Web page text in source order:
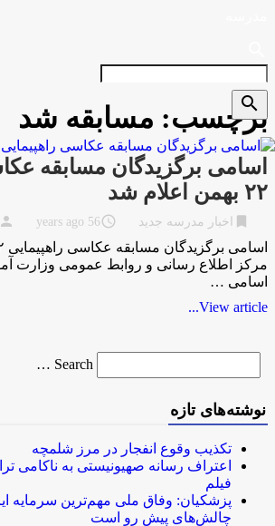
برچسب: مسابقه شد
اسامی برگزیدگان مسابقه
۲۲ بهمن اعلام شد
اخبار مدرسه جدید access_time
56 years ago
person
مرکز اطلاع رسانی و روابط عمومی وزارت
اسامی …
View article...
for
Search …
search
نوشته‌های تازه
تکذیب وقوع انفجار در مرز شلمچه
اعتراف رسانه صهیونیستی به ناکامی
فیلم
پزشکیان: وفاق ملی مهم‌ترین سرمایه
چالش‌های پیش رو است